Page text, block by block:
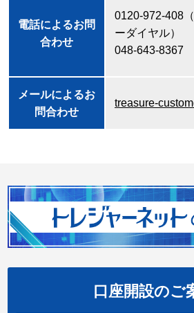
電話によるお問
合わせ
0120-972-408
ーダイヤル）
048-643-8367
メールによるお
問合わせ
treasure-
口座開設のご